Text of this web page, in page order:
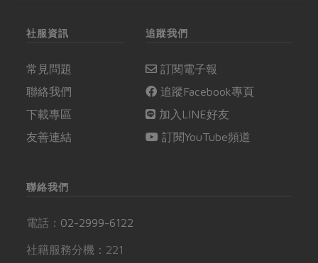
社服資訊
常見問題
聯絡我們
下載專區
友善連結
追蹤我們
訂閱電子報
追蹤Facebook專頁
加入LINE好友
訂閱YouTube頻道
聯絡我們
電話： 02-2999-6122
社籍服務分機：221